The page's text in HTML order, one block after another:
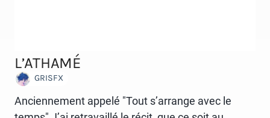
L’ATHAMÉ
GRISFX
Anciennement appelé "Tout s’arrange avec le